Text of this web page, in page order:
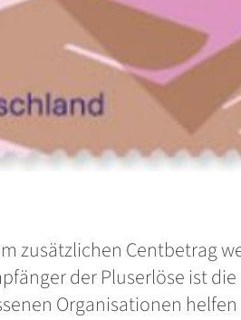
zusätzlichen Centbetrag
der Pluserlöse ist
Organisationen